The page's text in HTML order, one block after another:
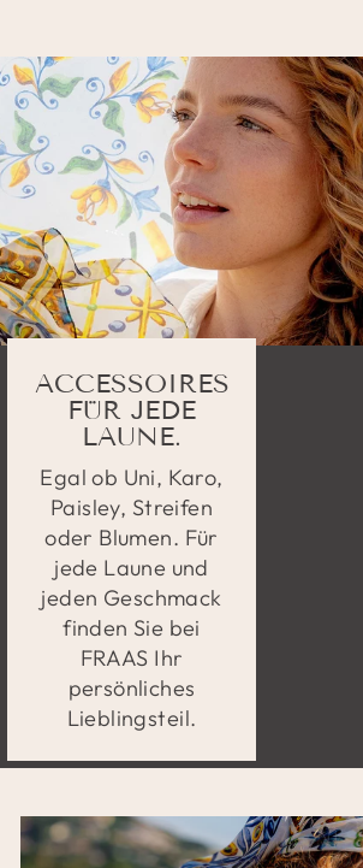
ACCESSOIRES
FÜR JEDE
LAUNE.
Egal ob Uni, Karo,
Paisley, Streifen
oder Blumen. Für
jede Laune und
jeden Geschmack
finden Sie bei
FRAAS Ihr
persönliches
Lieblingsteil.